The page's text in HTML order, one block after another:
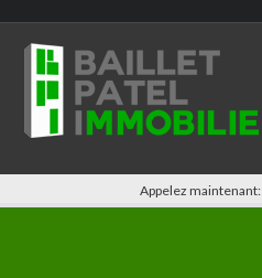
Appelez maintenant: